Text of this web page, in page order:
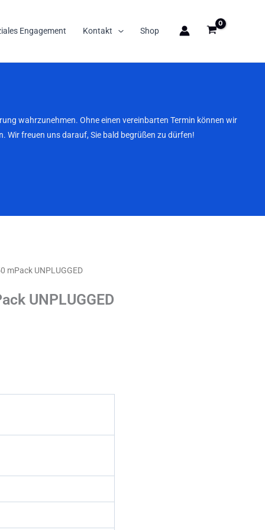
Engagement Kontakt Shop
wahrzunehmen. Ohne einen vereinbarten Termin können wir
Wir freuen uns darauf, Sie bald begrüßen zu dürfen!
mPack UNPLUGGED
UNPLUGGED